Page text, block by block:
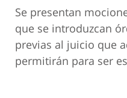
Se presentan
que se introduzcan
previas al juicio que
permitirán para ser